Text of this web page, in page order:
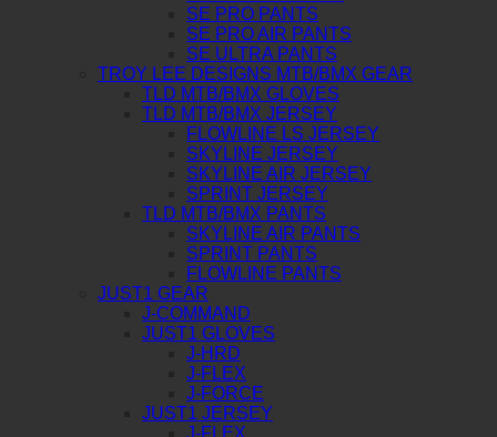
SE PRO PANTS
SE PRO AIR PANTS
SE ULTRA PANTS
TROY LEE DESIGNS MTB/BMX GEAR
TLD MTB/BMX GLOVES
TLD MTB/BMX JERSEY
FLOWLINE LS JERSEY
SKYLINE JERSEY
SKYLINE AIR JERSEY
SPRINT JERSEY
TLD MTB/BMX PANTS
SKYLINE AIR PANTS
SPRINT PANTS
FLOWLINE PANTS
JUST1 GEAR
J-COMMAND
JUST1 GLOVES
J-HRD
J-FLEX
J-FORCE
JUST1 JERSEY
J-FLEX